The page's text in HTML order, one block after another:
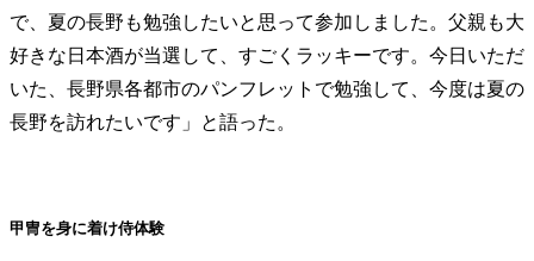
で、夏の長野も勉強したいと思って参加しました。父親も大
好きな日本酒が当選して、すごくラッキーです。今日いただ
いた、長野県各都市のパンフレットで勉強して、今度は夏の
長野を訪れたいです」と語った。
甲冑を身に着け侍体験